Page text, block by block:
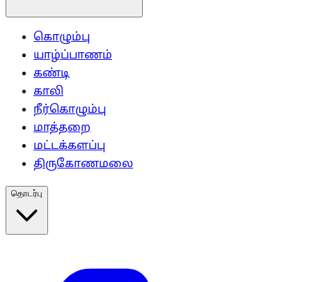
கொழும்பு
யாழ்ப்பாணம்
கண்டி
காலி
நீர்கொழும்பு
மாத்தறை
மட்டக்களப்பு
திருகோணமலை
தொடர்பு